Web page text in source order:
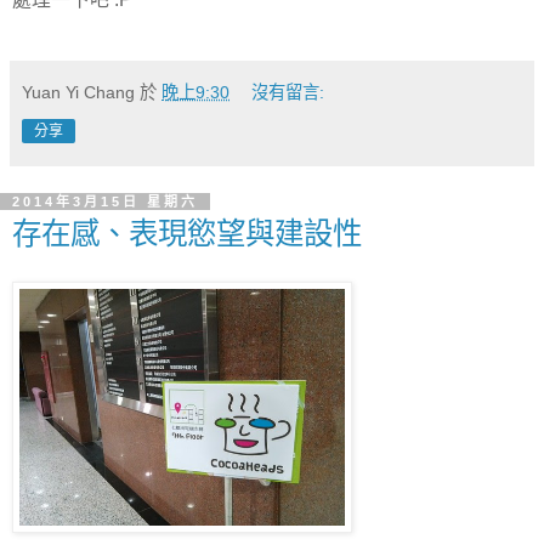
Yuan Yi Chang 於 晚上9:30 沒有留言:
分享
2014年3月15日 星期六
存在感、表現慾望與建設性